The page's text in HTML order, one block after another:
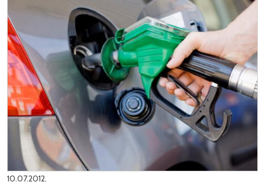
10.07.2012.